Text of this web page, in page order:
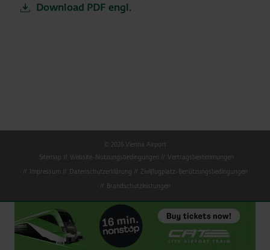
Download PDF engl.
© 2026 Vienna Airport
Sitemap
Website-Nutzungsbedingungen
Vertragsbestimmungen
Impressum
Datenschutzerklärung
Zivilflugplatz-Benützungsbedingungen
Brandschutzleistungen